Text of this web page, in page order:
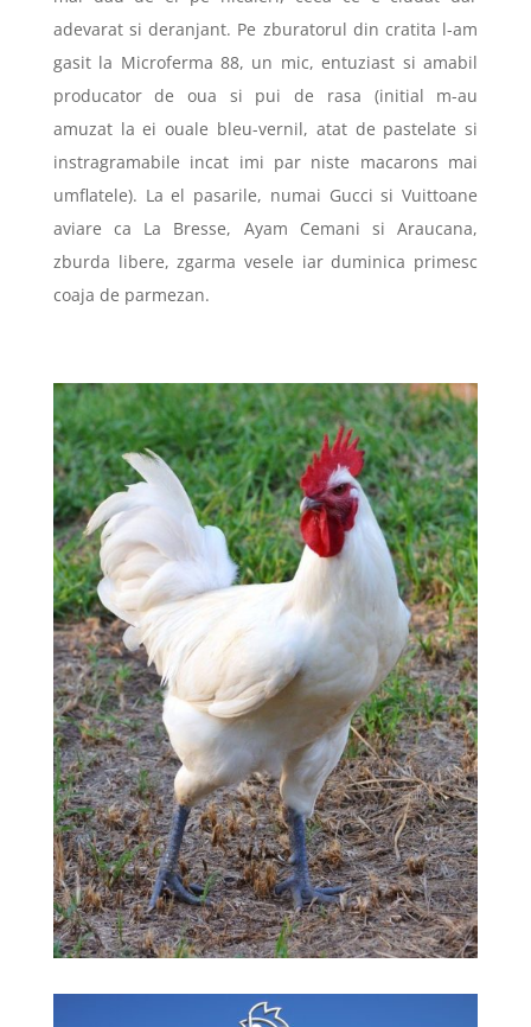
adevarat si deranjant. Pe zburatorul din cratita l-am
gasit la Microferma 88, un mic, entuziast si amabil
producator de oua si pui de rasa (initial m-au
amuzat la ei ouale bleu-vernil, atat de pastelate si
instragramabile incat imi par niste macarons mai
umflatele). La el pasarile, numai Gucci si Vuittoane
aviare ca La Bresse, Ayam Cemani si Araucana,
zburda libere, zgarma vesele iar duminica primesc
coaja de parmezan.